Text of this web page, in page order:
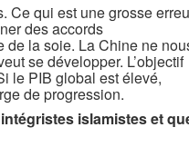
Ce qui est une grosse
des accords
de la soie. La Chine ne
se développer. L’objectif
le PIB global est élevé,
de progression.
islamistes et